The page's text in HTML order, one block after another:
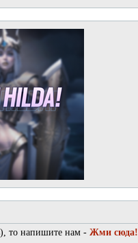
то напишите нам - Жми сюда!